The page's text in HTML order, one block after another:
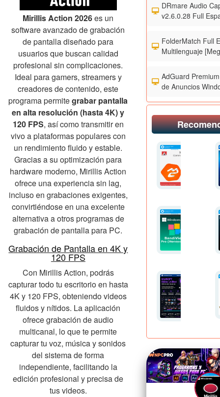
Mirillis Action 2026es un
software avanzado de grabación
de pantalla diseñado para
usuarios que buscan calidad
profesional sin complicaciones.
Ideal para gamers, streamers y
creadores de contenido, este
programa permitegrabar pantalla
en alta resolución (hasta 4K) y
120 FPS, así como transmitir en
vivo a plataformas populares con
un rendimiento fluido y estable.
Gracias a su optimización para
hardware moderno, Mirillis Action
ofrece una experiencia sin lag,
incluso en grabaciones exigentes,
convirtiéndose en una excelente
alternativa a otros programas de
grabación de pantalla para PC.
Grabación de Pantalla en 4K y
120 FPS
Con Mirillis Action, podrás
capturar todo tu escritorio en hasta
4K y 120 FPS, obteniendo videos
fluidos y nítidos. La aplicación
ofrece grabación de audio
multicanal, lo que te permite
capturar tu voz, música y sonidos
del sistema de forma
independiente, facilitando la
edición profesional y precisa de
tus videos.
DRmare Audio
v2.6.0.28 Full
FolderMatch Full
Multilenguaje
AdGuard
de Anuncios